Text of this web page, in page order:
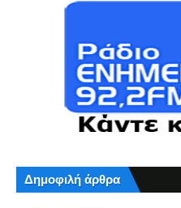
Δημοφιλή άρθρα